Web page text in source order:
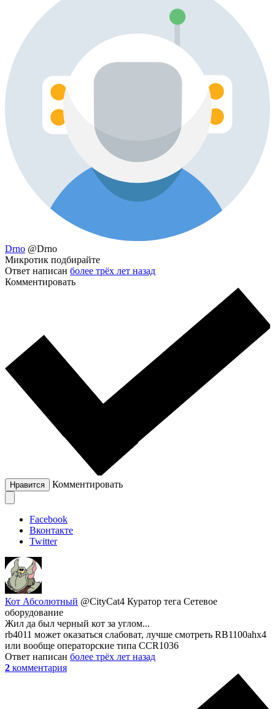
Drno @Drno
Микротик подбирайте
Ответ написан более трёх лет назад
Комментировать
Нравится Комментировать
Facebook
Вконтакте
Twitter
Кот Абсолютный @CityCat4 Куратор тега Сетевое
оборудование
Жил да был черный кот за углом...
rb4011 может оказаться слабоват, лучше смотреть RB1100ahx4
или вообще операторские типа CCR1036
Ответ написан более трёх лет назад
2 комментария